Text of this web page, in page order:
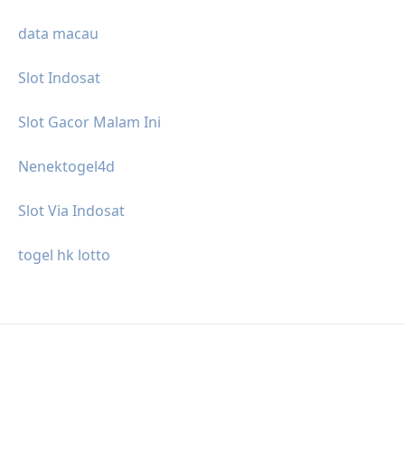
data macau
Slot Indosat
Slot Gacor Malam Ini
Nenektogel4d
Slot Via Indosat
togel hk lotto